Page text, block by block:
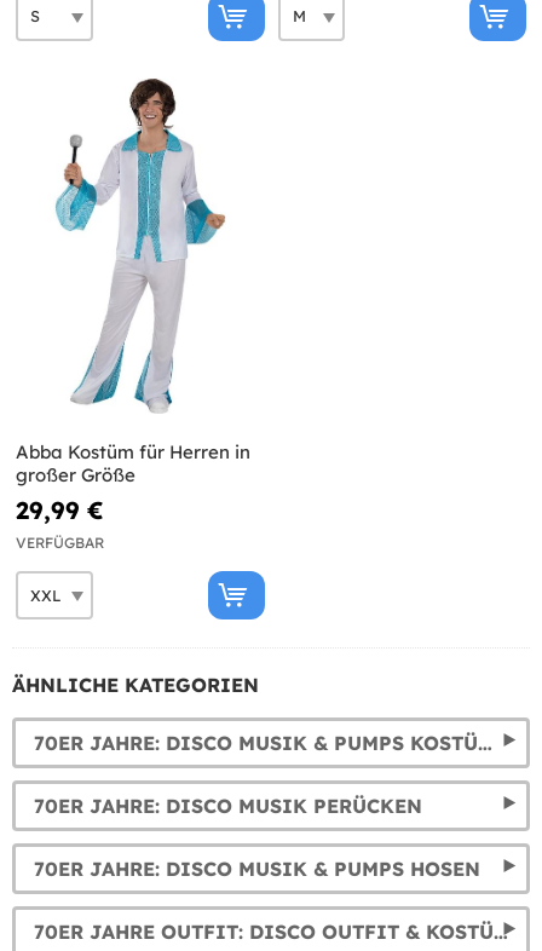
Abba Kostüm für Herren in
großer Größe
29,99 €
VERFÜGBAR
ÄHNLICHE KATEGORIEN
70ER JAHRE: DISCO MUSIK & PUMPS KOSTÜME FÜR DAMEN
70ER JAHRE: DISCO MUSIK PERÜCKEN
70ER JAHRE: DISCO MUSIK & PUMPS HOSEN
70ER JAHRE OUTFIT: DISCO OUTFIT & KOSTÜME